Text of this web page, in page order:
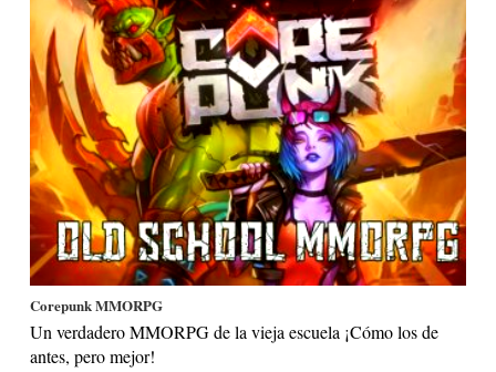
Corepunk MMORPG
Un verdadero MMORPG de la vieja escuela ¡Cómo los de
antes, pero mejor!